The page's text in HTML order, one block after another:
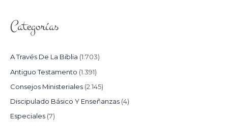
Categorías
A Través De La Biblia (1.703)
Antiguo Testamento (1.391)
Consejos Ministeriales (2.145)
Discipulado Básico Y Enseñanzas (4)
Especiales (7)